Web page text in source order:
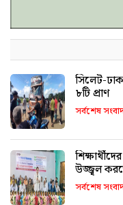
সিলেট-
৮টি প্রাণ
সর্বশেষ
উজ্জ্বল
সর্বশেষ